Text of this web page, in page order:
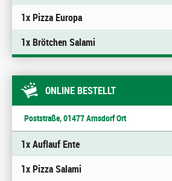
1x Pizza Europa
1x Brötchen Salami
ONLINE BESTELLT
Poststraße, 01477 Arnsdorf Ort
1x Auflauf Ente
1x Pizza Salami